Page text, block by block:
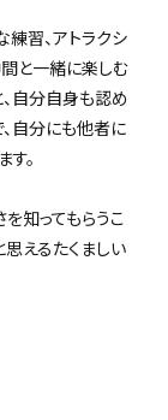
習、アトラクシ
と一緒に楽しむ
自分自身も認め
自分にも他者に
。
知ってもらうこ
思えるたくましい